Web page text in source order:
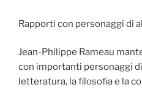
Rapporti con personaggi di
Jean-Philippe Rameau
con importanti personaggi
letteratura, la filosofia e la